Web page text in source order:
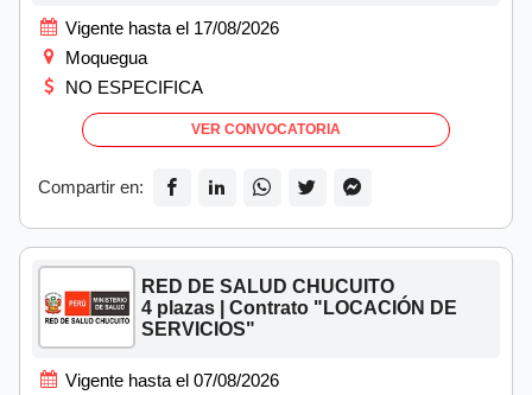
Vigente hasta el 17/08/2026
Moquegua
NO ESPECIFICA
VER CONVOCATORIA
Compartir en:
RED DE SALUD CHUCUITO
4 plazas | Contrato "LOCACIÓN DE
SERVICIOS"
Vigente hasta el 07/08/2026